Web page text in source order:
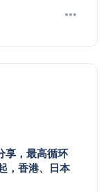
享，最高循环
，香港、日本